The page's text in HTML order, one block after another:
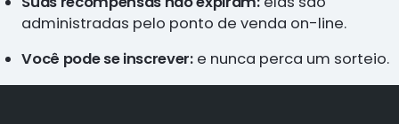
administradas pelo ponto de venda on-line.
Você pode se inscrever:e nunca perca um sorteio.